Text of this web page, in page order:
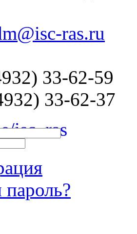
ras.ru
33-62-59
33-62-37